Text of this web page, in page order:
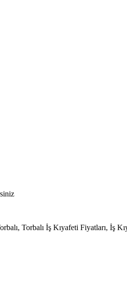
Torbalı İş Kıyafeti Fiyatları, İş